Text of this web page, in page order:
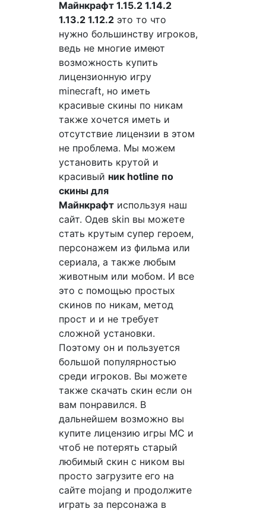
Майнкрафт 1.15.2 1.14.2
1.13.2 1.12.2это то что
нужно большинству игроков,
ведь не многие имеют
возможность купить
лицензионную игру
minecraft, но иметь
красивые скины по никам
также хочется иметь и
отсутствие лицензии в этом
не проблема. Мы можем
установить крутой и
красивый ник hotline по
скины для
Майнкрафтиспользуя наш
сайт. Одев skin вы можете
стать крутым супер героем,
персонажем из фильма или
сериала, а также любым
животным или мобом. И все
это с помощью простых
скинов по никам, метод
прост и и не требует
сложной установки.
Поэтому он и пользуется
большой популярностью
среди игроков. Вы можете
также скачать скин если он
вам понравился. В
дальнейшем возможно вы
купите лицензию игры MC и
чтоб не потерять старый
любимый скин с ником вы
просто загрузите его на
сайте mojang и продолжите
играть за персонажа в